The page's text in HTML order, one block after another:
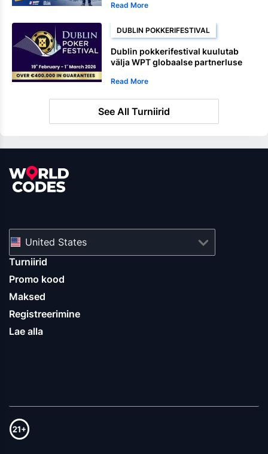
Read More
DUBLIN POKKERIFESTIVAL
Dublin pokkerifestival kuulutab
välja WPT globaalse partnerluse
Read More
See All Turniirid
United States
Turniirid
Promo kood
Maksed
Registreerimine
Lae alla